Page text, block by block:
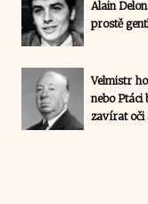
Alain
prostě
Velmistr
nebo Ptáci
zavírat oči